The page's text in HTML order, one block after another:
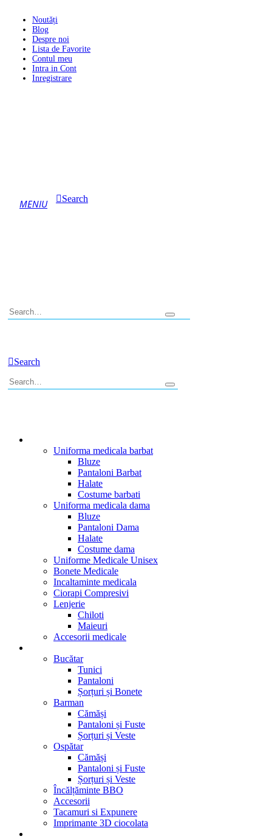
Noutăți
Blog
Despre noi
Lista de Favorite
Contul meu
Intra in Cont
Inregistrare
Search
Search
Uniforma medicala barbat
Bluze
Pantaloni Barbat
Halate
Costume barbati
Uniforma medicala dama
Bluze
Pantaloni Dama
Halate
Costume dama
Uniforme Medicale Unisex
Bonete Medicale
Incaltaminte medicala
Ciorapi Compresivi
Lenjerie
Chiloti
Maieuri
Accesorii medicale
Bucătar
Tunici
Pantaloni
Șorțuri și Bonete
Barman
Cămăși
Pantaloni și Fuste
Șorțuri și Veste
Ospătar
Cămăși
Pantaloni și Fuste
Șorțuri și Veste
Încălțăminte BBO
Accesorii
Tacamuri si Expunere
Imprimante 3D ciocolata